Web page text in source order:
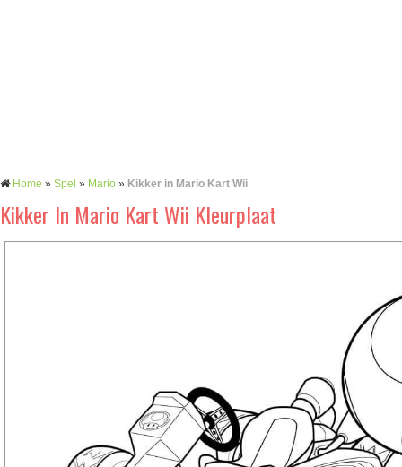
Home » Spel » Mario » Kikker in Mario Kart Wii
Kikker In Mario Kart Wii Kleurplaat